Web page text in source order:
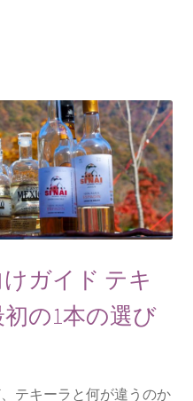
ガイド テキ
の1本の選び
テキーラと何が違うのか